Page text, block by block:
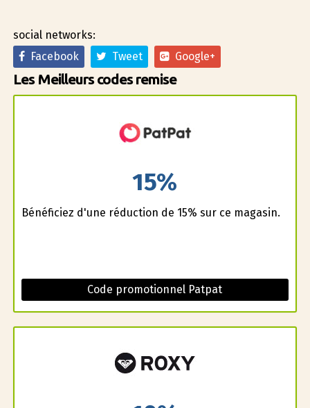
social networks:
Facebook
Tweet Google+
Les Meilleurs codes remise
15%
Bénéficiez d'une réduction de 15% sur ce magasin.
Code promotionnel Patpat